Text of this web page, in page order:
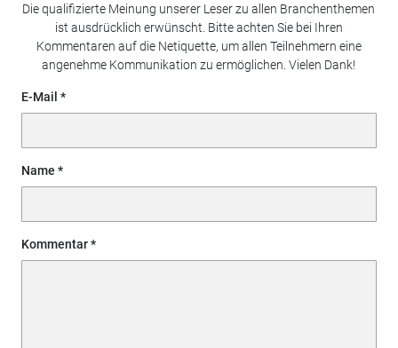
Die qualifizierte Meinung unserer Leser zu allen Branchenthemen
ist ausdrücklich erwünscht. Bitte achten Sie bei Ihren
Kommentaren auf die Netiquette, um allen Teilnehmern eine
angenehme Kommunikation zu ermöglichen. Vielen Dank!
E-Mail
Name
Kommentar